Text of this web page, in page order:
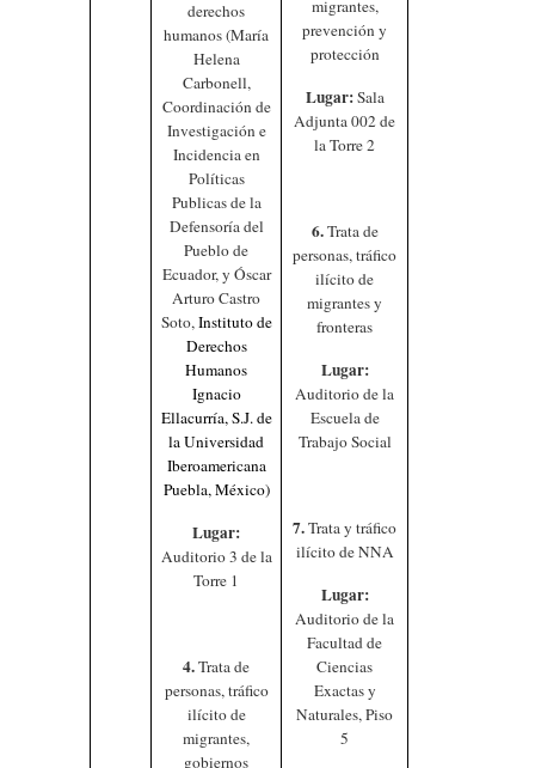
derechos
humanos (María
Helena
Carbonell,
Coordinación de
Investigación e
Incidencia en
Políticas
Publicas de la
Defensoría del
Pueblo de
Ecuador, y Óscar
Arturo Castro
Soto,Instituto de
Derechos
Humanos
Ignacio
Ellacurría, S.J. de
la Universidad
Iberoamericana
Puebla, México)
Lugar:
Auditorio 3 de la
Torre 1
4.Trata de
personas, tráfico
ilícito de
migrantes,
gobiernos
migrantes,
prevención y
protección
Lugar:Sala
Adjunta 002 de
la Torre 2
6.Trata de
personas, tráfico
ilícito de
migrantes y
fronteras
Lugar:
Auditorio de la
Escuela de
Trabajo Social
7.Trata y tráfico
ilícito de NNA
Lugar:
Auditorio de la
Facultad de
Ciencias
Exactas y
Naturales, Piso
5